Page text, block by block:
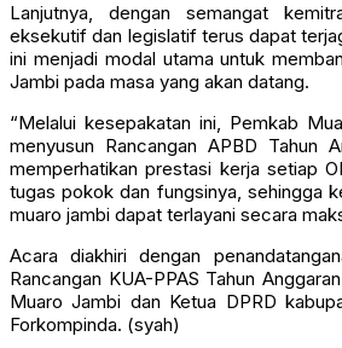
Lanjutnya, dengan semangat
eksekutif dan legislatif terus dapat
ini menjadi modal utama untuk
Jambi pada masa yang akan datang.
“Melalui kesepakatan ini, Pemkab
menyusun Rancangan APBD Tahun
memperhatikan prestasi kerja setiap
tugas pokok dan fungsinya, sehingga
muaro jambi dapat terlayani secara
Acara diakhiri dengan
Rancangan KUA-PPAS Tahun
Muaro Jambi dan Ketua DPRD
Forkompinda. (syah)